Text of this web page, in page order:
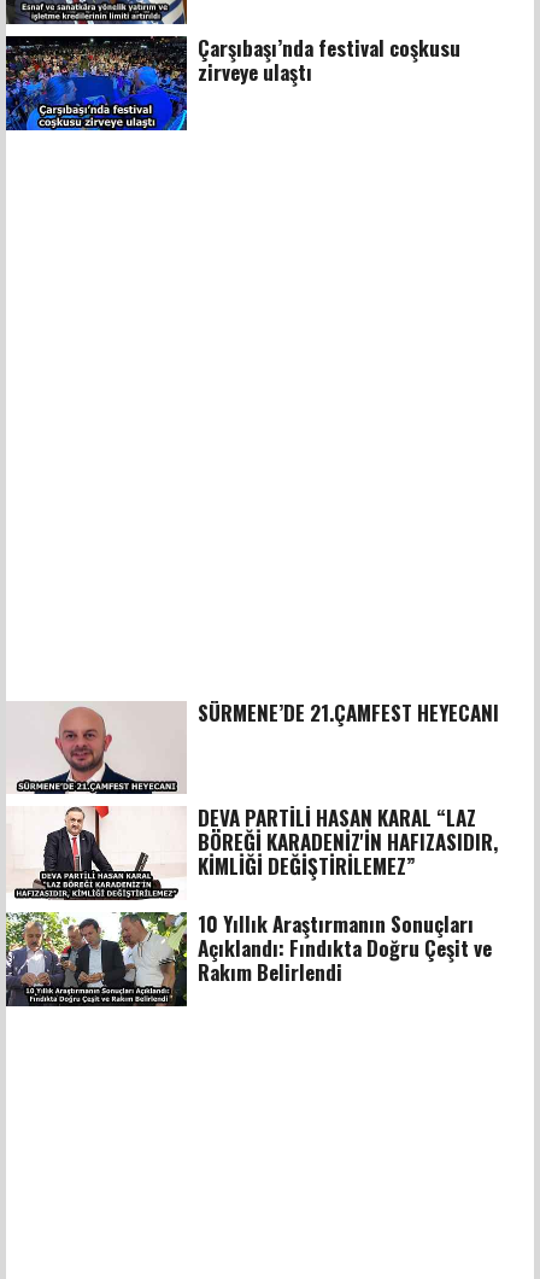
Çarşıbaşı’nda festival coşkusu
zirveye ulaştı
SÜRMENE’DE 21.ÇAMFEST HEYECANI
DEVA PARTİLİ HASAN KARAL “LAZ
BÖREĞİ KARADENİZ'İN HAFIZASIDIR,
KİMLİĞİ DEĞİŞTİRİLEMEZ”
10 Yıllık Araştırmanın Sonuçları
Açıklandı: Fındıkta Doğru Çeşit ve
Rakım Belirlendi